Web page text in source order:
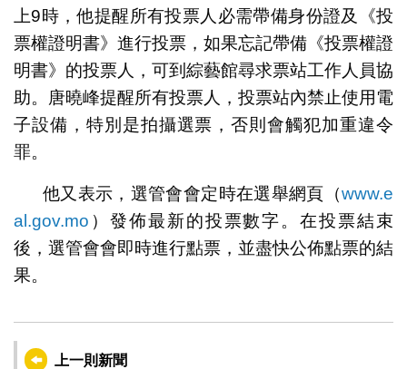
上9時，他提醒所有投票人必需帶備身份證及《投
票權證明書》進行投票，如果忘記帶備《投票權證
明書》的投票人，可到綜藝館尋求票站工作人員協
助。唐曉峰提醒所有投票人，投票站內禁止使用電
子設備，特別是拍攝選票，否則會觸犯加重違令
罪。
他又表示，選管會會定時在選舉網頁（www.e
al.gov.mo ）發佈最新的投票數字。在投票結束
後，選管會會即時進行點票，並盡快公佈點票的結
果。
上一則新聞